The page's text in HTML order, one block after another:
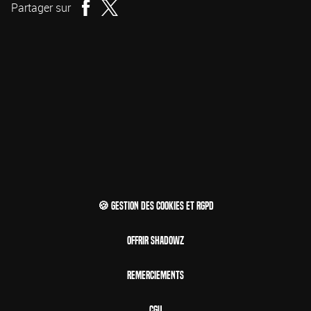
Partager sur
🍪 Gestion des cookies et RGPD
Offrir Shadowz
Remerciements